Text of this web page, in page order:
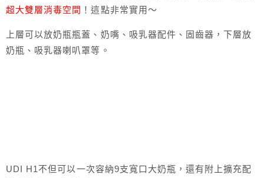
超大雙層消毒空間 ！這點非常實用～
上層可以放奶瓶瓶蓋、奶嘴、吸乳器配件、固齒器，下層放
奶瓶、吸乳器喇叭罩等。
UDI H1不但可以一次容納9支寬口大奶瓶，還有附上擴充配